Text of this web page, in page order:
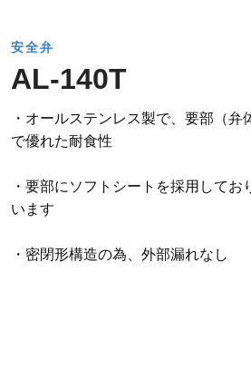
安全弁
AL-140T
・オールステンレス製で、要部（
で優れた耐食性
・要部にソフトシートを採用してお
います
・密閉形構造の為、外部漏れなし